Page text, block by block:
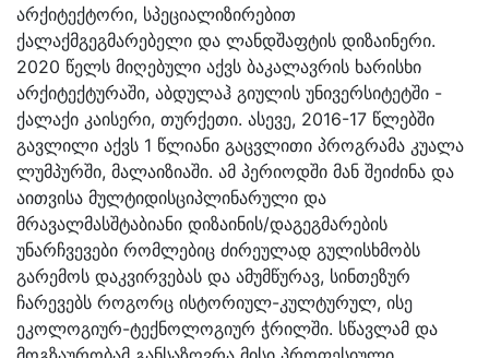
არქიტექტორი, სპეციალიზირებით
ქალაქმგეგმარებელი და ლანდშაფტის დიზაინერი.
2020 წელს მიღებული აქვს ბაკალავრის ხარისხი
არქიტექტურაში, აბდულაჰ გიულის უნივერსიტეტში -
ქალაქი კაისერი, თურქეთი. ასევე, 2016-17 წლებში
გავლილი აქვს 1 წლიანი გაცვლითი პროგრამა კუალა
ლუმპურში, მალაიზიაში. ამ პერიოდში მან შეიძინა და
აითვისა მულტიდისციპლინარული და
მრავალმასშტაბიანი დიზაინის/დაგეგმარების
უნარჩვევები რომლებიც ძირეულად გულისხმობს
გარემოს დაკვირვებას და ამუმწურავ, სინთეზურ
ჩარევებს როგორც ისტორიულ-კულტურულ, ისე
ეკოლოგიურ-ტექნოლოგიურ ჭრილში. სწავლამ და